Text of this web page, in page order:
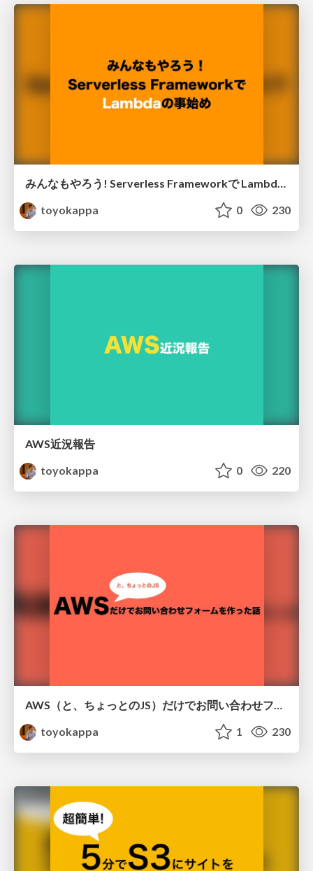
みんなもやろう! Serverless Frameworkで Lambdaの事始め
toyokappa
0 230
AWS近況報告
toyokappa
0 220
AWS（と、ちょっとのJS）だけでお問い合わせフォームを作った話
toyokappa
1 230